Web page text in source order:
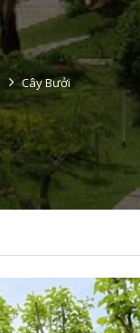
Cây Bưởi